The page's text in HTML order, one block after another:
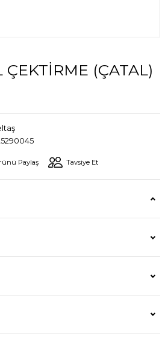
(ÇATAL)
Paylaş Tavsiye Et